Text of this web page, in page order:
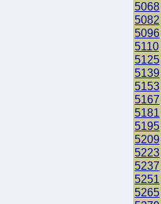
5068
5082
5096
5110
5125
5139
5153
5167
5181
5195
5209
5223
5237
5251
5265